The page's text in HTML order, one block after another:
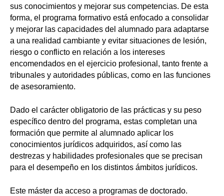
sus conocimientos y mejorar sus competencias. De esta
forma, el programa formativo está enfocado a consolidar
y mejorar las capacidades del alumnado para adaptarse
a una realidad cambiante y evitar situaciones de lesión,
riesgo o conflicto en relación a los intereses
encomendados en el ejercicio profesional, tanto frente a
tribunales y autoridades públicas, como en las funciones
de asesoramiento.
Dado el carácter obligatorio de las prácticas y su peso
específico dentro del programa, estas completan una
formación que permite al alumnado aplicar los
conocimientos jurídicos adquiridos, así como las
destrezas y habilidades profesionales que se precisan
para el desempeño en los distintos ámbitos jurídicos.
Este máster da acceso a programas de doctorado.